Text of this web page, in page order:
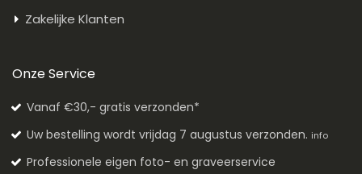
Zakelijke Klanten
Onze Service
Vanaf €30,- gratis verzonden*
Uw bestelling wordt vrijdag 7 augustus verzonden. info
Professionele eigen foto- en graveerservice